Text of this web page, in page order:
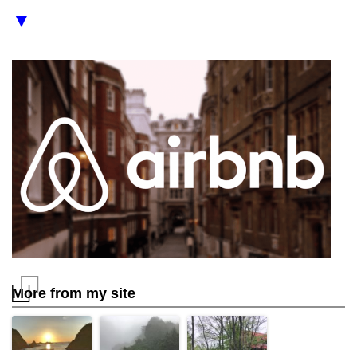
▼
More from my site